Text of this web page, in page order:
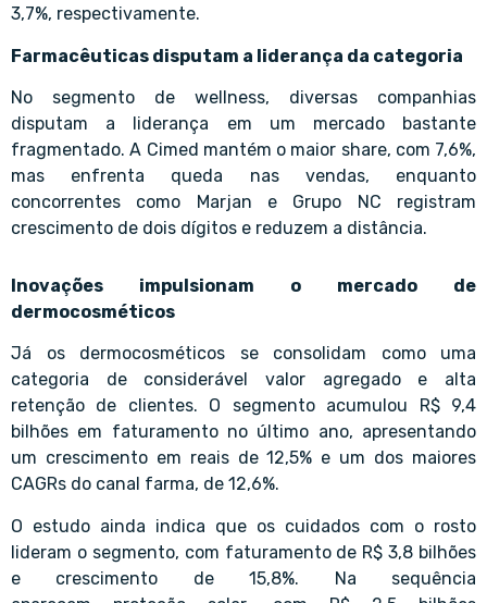
3,7%, respectivamente.
Farmacêuticas disputam a liderança da categoria
No segmento de wellness, diversas companhias
disputam a liderança em um mercado bastante
fragmentado. A Cimed mantém o maior share, com 7,6%,
mas enfrenta queda nas vendas, enquanto
concorrentes como Marjan e Grupo NC registram
crescimento de dois dígitos e reduzem a distância.
Inovações impulsionam o mercado de
dermocosméticos
Já os dermocosméticos se consolidam como uma
categoria de considerável valor agregado e alta
retenção de clientes. O segmento acumulou R$ 9,4
bilhões em faturamento no último ano, apresentando
um crescimento em reais de 12,5% e um dos maiores
CAGRs do canal farma, de 12,6%.
O estudo ainda indica que os cuidados com o rosto
lideram o segmento, com faturamento de R$ 3,8 bilhões
e crescimento de 15,8%. Na sequência